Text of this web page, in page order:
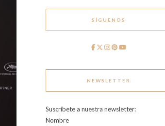
SÍGUENOS
NEWSLETTER
Suscríbete a nuestra newsletter:
Nombre